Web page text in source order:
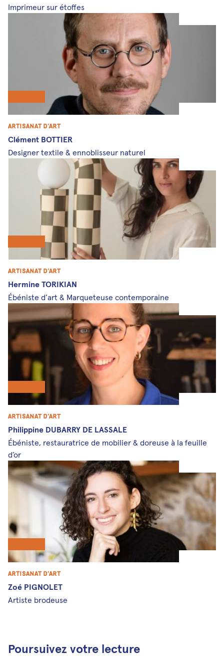
Imprimeur sur étoffes
Artisanat d’art
Clément BOTTIER
Designer textile & ennoblisseur naturel
Artisanat d’art
Hermine TORIKIAN
Ébéniste d’art & Marqueteuse contemporaine
Artisanat d’art
Philippine DUBARRY DE LASSALE
Ébéniste, restauratrice de mobilier & doreuse à la feuille
d’or
Artisanat d’art
Zoé PIGNOLET
Artiste brodeuse
Poursuivez votre lecture